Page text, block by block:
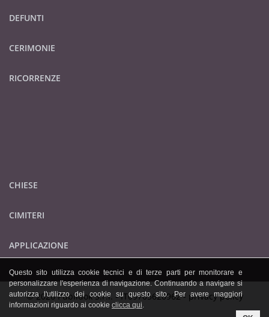
DEFUNTI
CERIMONIE
RICORRENZE
CHIESE
CIMITERI
APPLICAZIONE
© 2026 Publidok S.r.l. - IT09705620962 - privacy policy
Questo sito utilizza cookie tecnici e di terze parti per monitorare e
personalizzare l'esperienza di navigazione. Continuando a navigare si
autorizza l'utilizzo dei cookie su questo sito. Per avere maggiori
informazioni riguardo ai cookie clicca qui.